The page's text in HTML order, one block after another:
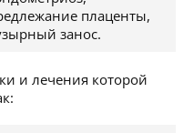
плаценты,
занос.
и лечения которой